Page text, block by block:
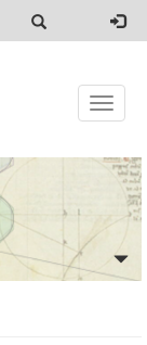
Toggle